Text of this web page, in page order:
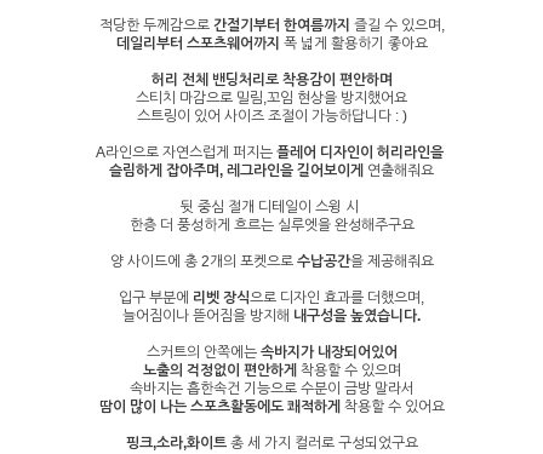
적당한 두께감으로 간절기부터 한여름까지 즐길 수 있으며,
데일리부터 스포츠웨어까지 폭 넓게 활용하기 좋아요
허리 전체 밴딩처리로 착용감이 편안하며
스티치 마감으로 밀림,꼬임 현상을 방지했어요
스트링이 있어 사이즈 조절이 가능하답니다 : )
A라인으로 자연스럽게 퍼지는 플레어 디자인이 허리라인을
슬림하게 잡아주며, 레그라인을 길어보이게 연출해줘요
뒷 중심 절개 디테일이 스윙 시
한층 더 풍성하게 흐르는 실루엣을 완성해주구요
양 사이드에 총 2개의 포켓으로수납공간을 제공해줘요
입구 부분에 리벳 장식으로 디자인 효과를 더했으며,
늘어짐이나 뜯어짐을 방지해 내구성을 높였습니다.
스커트의 안쪽에는속바지가 내장되어있어
노출의 걱정없이 편안하게 착용할 수 있으며
속바지는 흡한속건 기능으로 수분이 금방 말라서
땀이 많이 나는 스포츠활동에도 쾌적하게 착용할 수 있어요
핑크,소라,화이트총 세 가지 컬러로 구성되었구요